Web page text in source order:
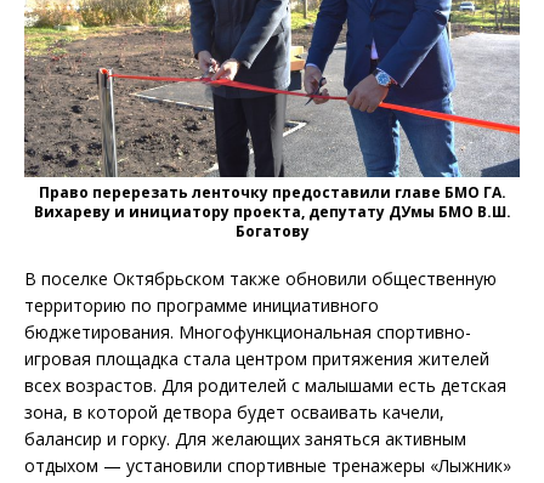
Право перерезать ленточку предоставили главе БМО ГА.
Вихареву и инициатору проекта, депутату ДУмы БМО В.Ш.
Богатову
В поселке Октябрьском также обновили общественную
территорию по программе инициативного
бюджетирования. Многофункциональная спортивно-
игровая площадка стала центром притяжения жителей
всех возрастов. Для родителей с малышами есть детская
зона, в которой детвора будет осваивать качели,
балансир и горку. Для желающих заняться активным
отдыхом — установили спортивные тренажеры «Лыжник»